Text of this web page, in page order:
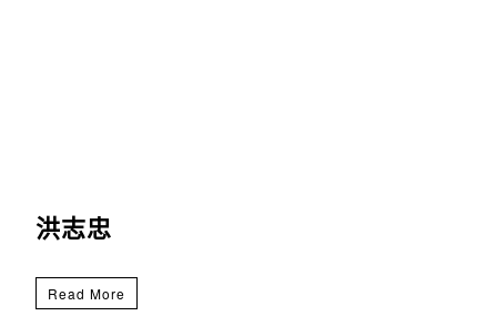
洪志忠
Read More